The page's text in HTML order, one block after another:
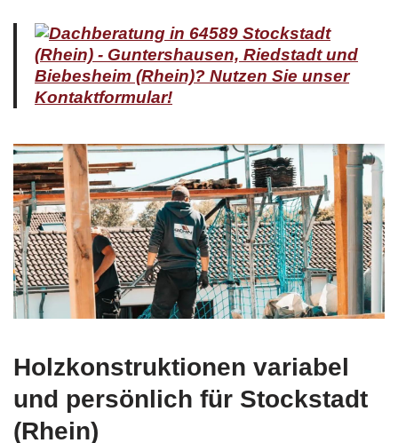
Holzkonstruktionen variabel
und persönlich für Stockstadt
(Rhein)